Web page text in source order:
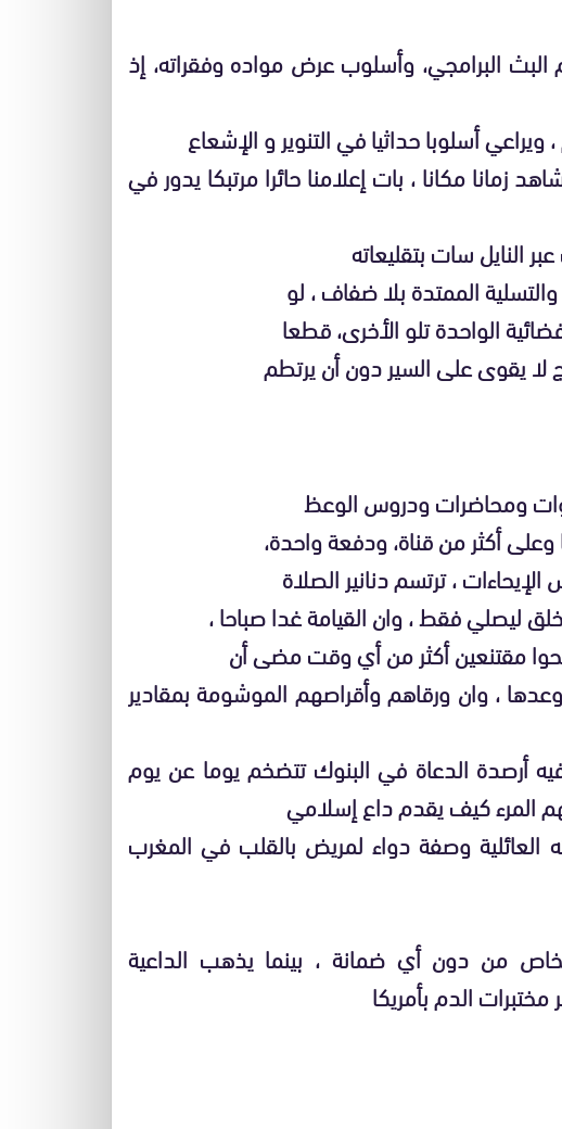
البث البرامجي، وأسلوب عرض مواده وفقراته، إذ
أسلوبا حداثيا في التنوير و الإشعاع
زمانا مكانا ، بات إعلامنا حائرا مرتبكا يدور في
النايل سات بتقليعاته
الممتدة بلا ضفاف ، لو
الواحدة تلو الأخرى، قطعا
لا يقوى على السير دون أن يرتطم
ومحاضرات ودروس الوعظ
أكثر من قناة، ودفعة واحدة،
، ترتسم دنانير الصلاة
ليصلي فقط ، وان القيامة غدا صباحا ،
مقتنعين أكثر من أي وقت مضى أن
، وان ورقاهم وأقراصهم الموشومة بمقادير
الدعاة في البنوك تتضخم يوما عن يوم
المرء كيف يقدم داع إسلامي
وصفة دواء لمريض بالقلب في المغرب
الخاص من دون أي ضمانة ، بينما يذهب الداعية
الدم بأمريكا